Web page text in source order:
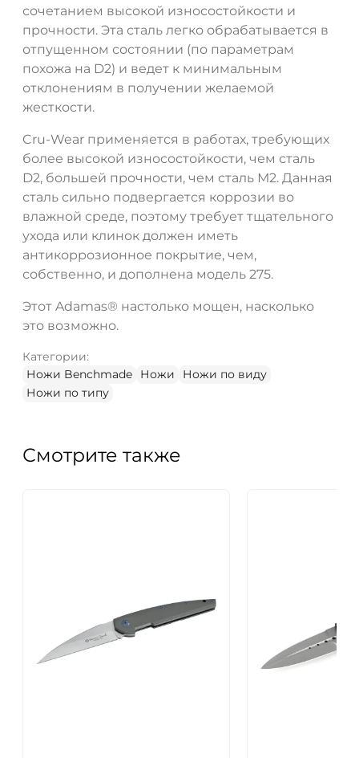
сочетанием высокой износостойкости и
прочности. Эта сталь легко обрабатывается в
отпущенном состоянии (по параметрам
похожа на D2) и ведет к минимальным
отклонениям в получении желаемой
жесткости.
Cru-Wear применяется в работах, требующих
более высокой износостойкости, чем сталь
D2, большей прочности, чем сталь М2. Данная
сталь сильно подвергается коррозии во
влажной среде, поэтому требует тщательного
ухода или клинок должен иметь
антикоррозионное покрытие, чем,
собственно, и дополнена модель 275.
Этот Adamas® настолько мощен, насколько
это возможно.
Категории:
Ножи Benchmade
Ножи
Ножи по виду
Ножи по типу
Смотрите также